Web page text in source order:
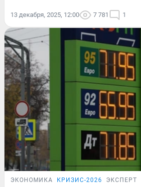
13 декабря, 2025, 12:00 7 781 1
ЭКОНОМИКА КРИЗИС-2026 ЭКСПЕРТ